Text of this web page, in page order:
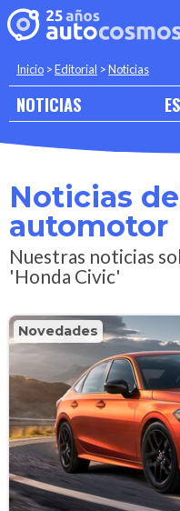
Inicio >Editorial >Noticias
NOTICIAS
Noticias
automotor
Nuestras noticias
'Honda Civic'
Novedades